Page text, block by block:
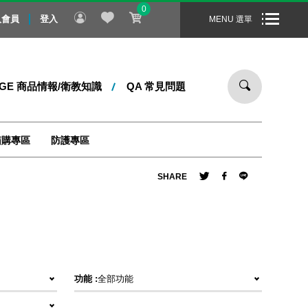
節禮物！即日起 ～ 8/31 止，全站消費滿 1000 元，即享免運
員 登入
0
MENU 選單
商品情報/衛教知識 QA 常見問題
專區 防護專區
SHARE
功能 :全部功能